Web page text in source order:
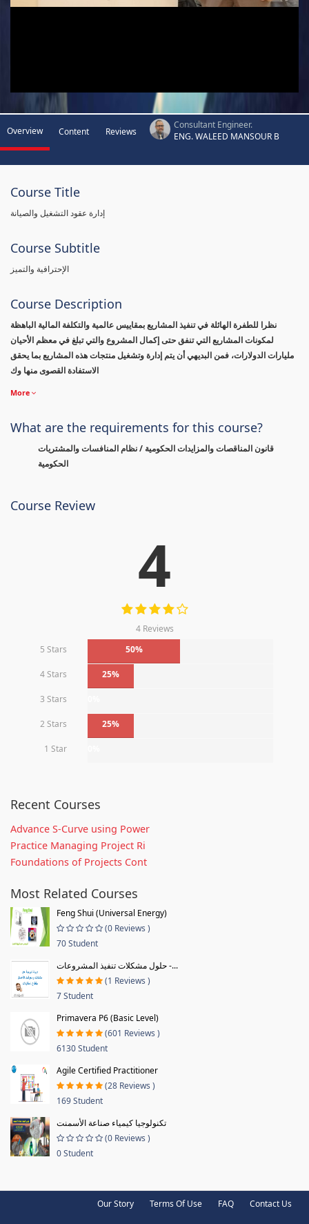
Overview Content Reviews
Consultant Engineer.
ENG. WALEED MANSOUR B
Course Title
إدارة عقود التشغيل والصيانة
Course Subtitle
الإحترافية والتميز
Course Description
نظرا للطفرة الهائلة في تنفيذ المشاريع بمقاييس عالمية والتكلفة المالية الباهظة
لمكونات المشاريع التي تنفق حتى إكمال المشروع والتي تبلغ في معظم الأحيان
مليارات الدولارات، فمن البديهي أن يتم إدارة وتشغيل منتجات هذه المشاريع بما يحقق
الاستفادة القصوى منها وك
More
What are the requirements for this course?
قانون المناقصات والمزايدات الحكومية / نظام المنافسات والمشتريات
الحكومية
Course Review
4
4 Reviews
5 Stars
50%
4 Stars 25%
3 Stars
2 Stars 25%
1 Star
Recent Courses
Advance S-Curve using Power
Practice Managing Project Ri
Foundations of Projects Cont
Most Related Courses
Feng Shui (Universal Energy)
(0 Reviews )
70 Student
حلول مشكلات تنفيذ المشروعات -...
(1 Reviews )
7 Student
Primavera P6 (Basic Level)
(601 Reviews )
6130 Student
Agile Certified Practitioner
(28 Reviews )
169 Student
تكنولوجيا كيمياء صناعة الأسمنت
(0 Reviews )
0 Student
Our Story Terms Of Use FAQ Contact Us